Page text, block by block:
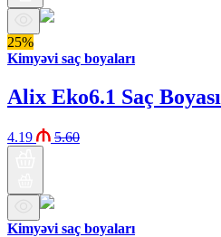
25%
Kimyəvi saç boyaları
Alix Eko6.1 Saç Boyası
4.19 5.60
Kimyəvi saç boyaları